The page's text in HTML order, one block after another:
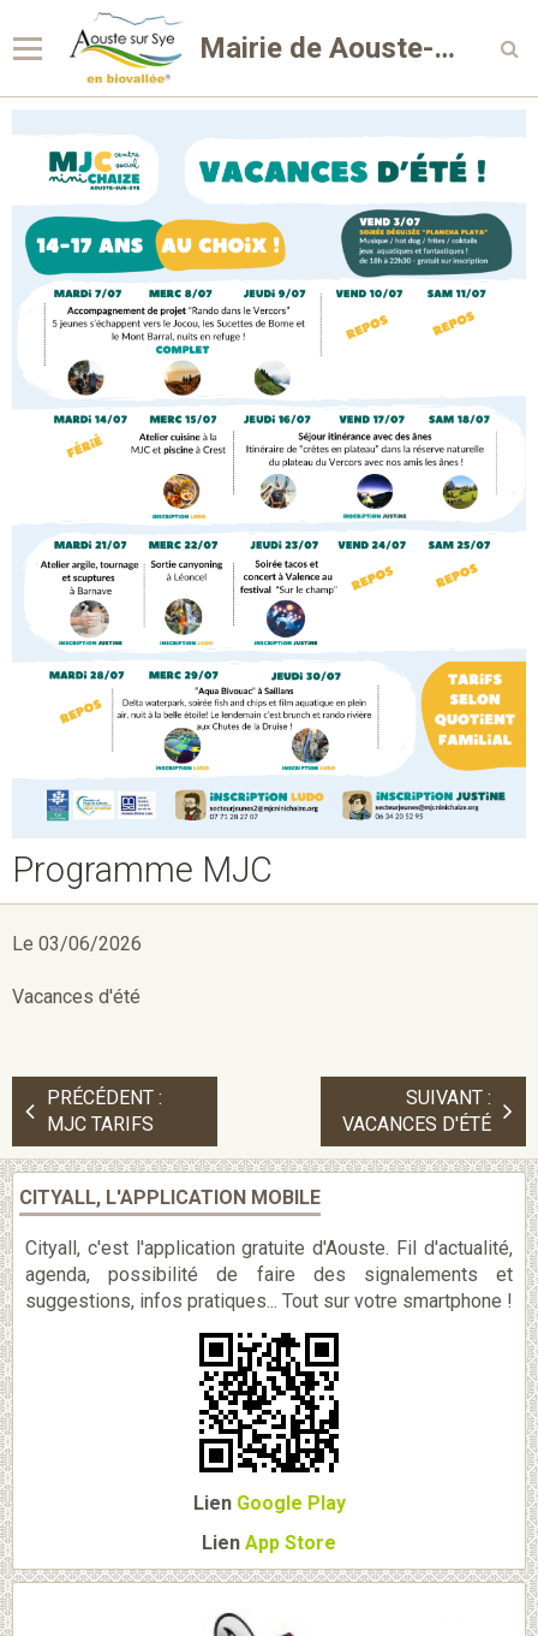
Mairie de Aouste-sur-Sye
Programme MJC
Le 03/06/2026
Vacances d'été
PRÉCÉDENT :
MJC TARIFS
SUIVANT :
VACANCES D'ÉTÉ
CITYALL, L'APPLICATION MOBILE
Cityall, c'est l'application gratuite d'Aouste. Fil d'actualité,
agenda, possibilité de faire des signalements et
suggestions, infos pratiques... Tout sur votre smartphone !
Lien Google Play
Lien App Store